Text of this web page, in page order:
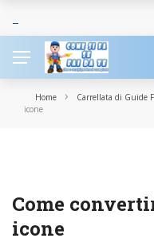
Home › Carrellata di Guide
icone
Come
icone